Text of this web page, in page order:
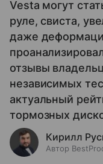
Vesta могут
руле, свиста,
даже
отзывы
независимых
актуальный
тормозных
Кирилл
Автор